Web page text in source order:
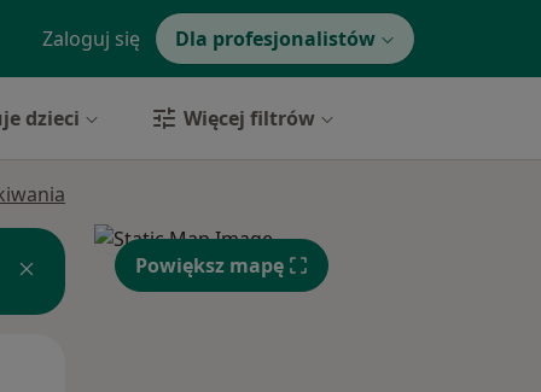
Zaloguj się Dla profesjonalistów
dzieci Więcej filtrów
Powiększ mapę